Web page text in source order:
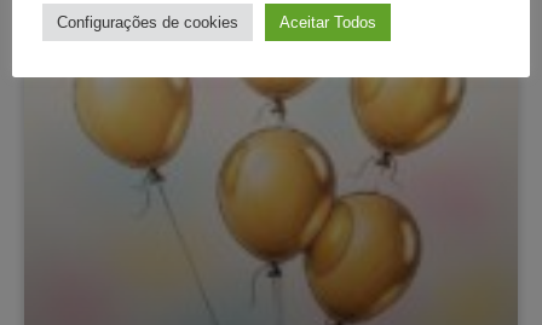
Configurações de cookies Aceitar Todos